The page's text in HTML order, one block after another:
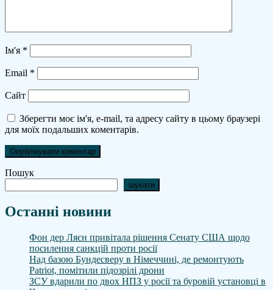
Ім'я *
Email *
Сайт
Зберегти моє ім'я, e-mail, та адресу сайту в цьому браузері
для моїх подальших коментарів.
Пошук
шукати
Останні новини
Фон дер Ляєн привітала рішення Сенату США щодо
посилення санкцій проти росії
Над базою Бундесверу в Німеччині, де ремонтують
Patriot, помітили підозрілі дрони
ЗСУ вдарили по двох НПЗ у росії та буровій установці в